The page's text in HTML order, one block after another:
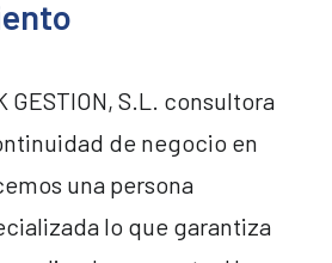
GESTION, S.L. consultora
de negocio en
una persona
lo que garantiza